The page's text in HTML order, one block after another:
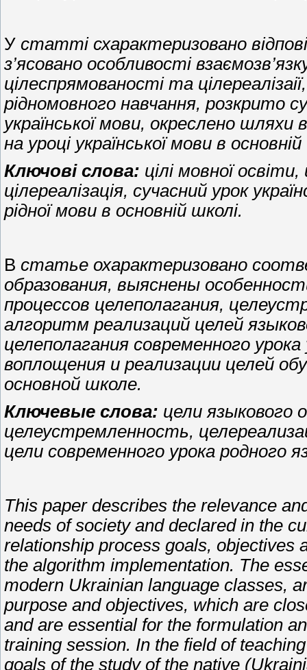
У статті схарактеризовано
з’ясовано особливості
цілеспрямованості та
рідномовного навчання, розкрито
української мови, окреслено шляхи
на уроці української мови в
Ключові слова: цілі мовної
цілереалізація, сучасний урок
рідної мови в основній школі.
В статье охарактеризовано
образования, выяснены
процессов целеполагания,
алгоритм реализаций целей
целеполагания современного
воплощения и реализации целей
основной школе.
Ключевые слова: цели языкового
целеустремленность,
цели современного урока родного
This paper describes the relevance
needs of society and declared in the
relationship process goals, objectives
the algorithm implementation. The
modern Ukrainian language classes,
purpose and objectives, which are
and are essential for the formulation
training session. In the field of
goals of the study of the native